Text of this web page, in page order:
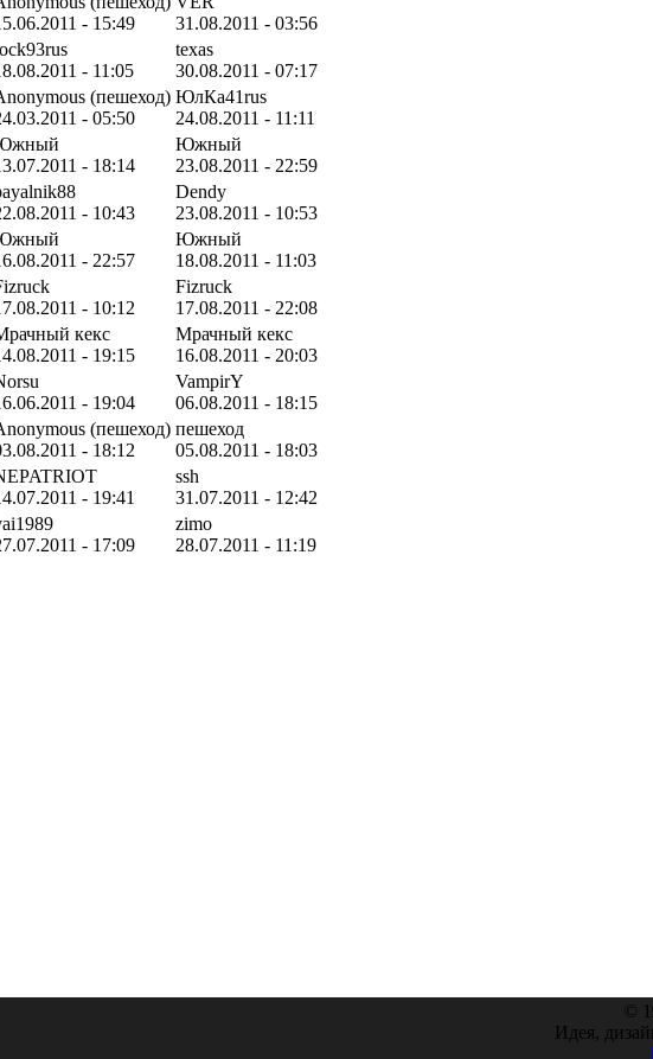
- 15:49
31.08.2011 - 03:56
- 11:05
texas
30.08.2011 - 07:17
(пешеход)
- 05:50
ЮлКа41rus
24.08.2011 - 11:11
- 18:14
Южный
23.08.2011 - 22:59
- 10:43
Dendy
23.08.2011 - 10:53
- 22:57
Южный
18.08.2011 - 11:03
- 10:12
Fizruck
17.08.2011 - 22:08
кекс
- 19:15
Мрачный кекс
16.08.2011 - 20:03
- 19:04
VampirY
06.08.2011 - 18:15
(пешеход)
- 18:12
пешеход
05.08.2011 - 18:03
- 19:41
ssh
31.07.2011 - 12:42
- 17:09
zimo
28.07.2011 - 11:19
©
Идея,